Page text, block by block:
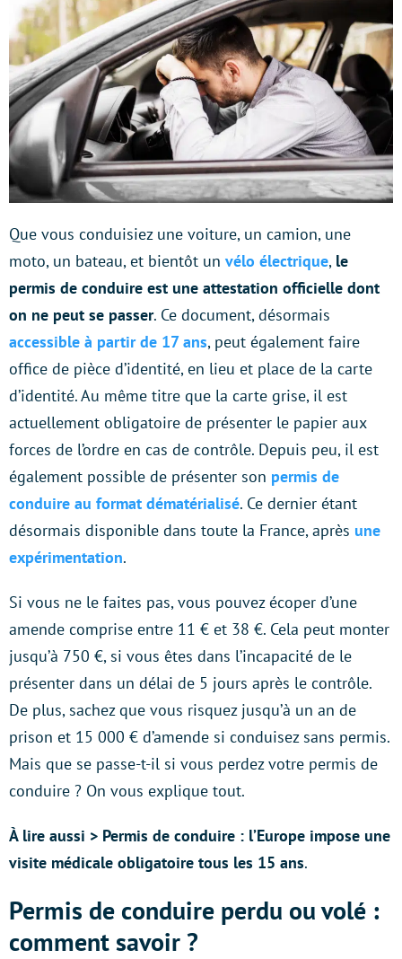
Que vous conduisiez une voiture, un camion, une
moto, un bateau, et bientôt un vélo électrique, le
permis de conduire est une attestation officielle dont
on ne peut se passer. Ce document, désormais
accessible à partir de 17 ans, peut également faire
office de pièce d’identité, en lieu et place de la carte
d’identité. Au même titre que la carte grise, il est
actuellement obligatoire de présenter le papier aux
forces de l’ordre en cas de contrôle. Depuis peu, il est
également possible de présenter son permis de
conduire au format dématérialisé. Ce dernier étant
désormais disponible dans toute la France, après une
expérimentation.
Si vous ne le faites pas, vous pouvez écoper d’une
amende comprise entre 11 € et 38 €. Cela peut monter
jusqu’à 750 €, si vous êtes dans l’incapacité de le
présenter dans un délai de 5 jours après le contrôle.
De plus, sachez que vous risquez jusqu’à un an de
prison et 15 000 € d’amende si conduisez sans permis.
Mais que se passe-t-il si vous perdez votre permis de
conduire ? On vous explique tout.
À lire aussi > Permis de conduire : l’Europe impose une
visite médicale obligatoire tous les 15 ans.
Permis de conduire perdu ou volé :
comment savoir ?